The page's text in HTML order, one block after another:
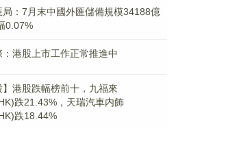
局：7月末中國外匯儲備規模34188億
0.07%
：港股上市工作正常推進中
】港股跌幅榜前十，九福來
跌21.43%，天瑞汽車内飾
跌18.44%